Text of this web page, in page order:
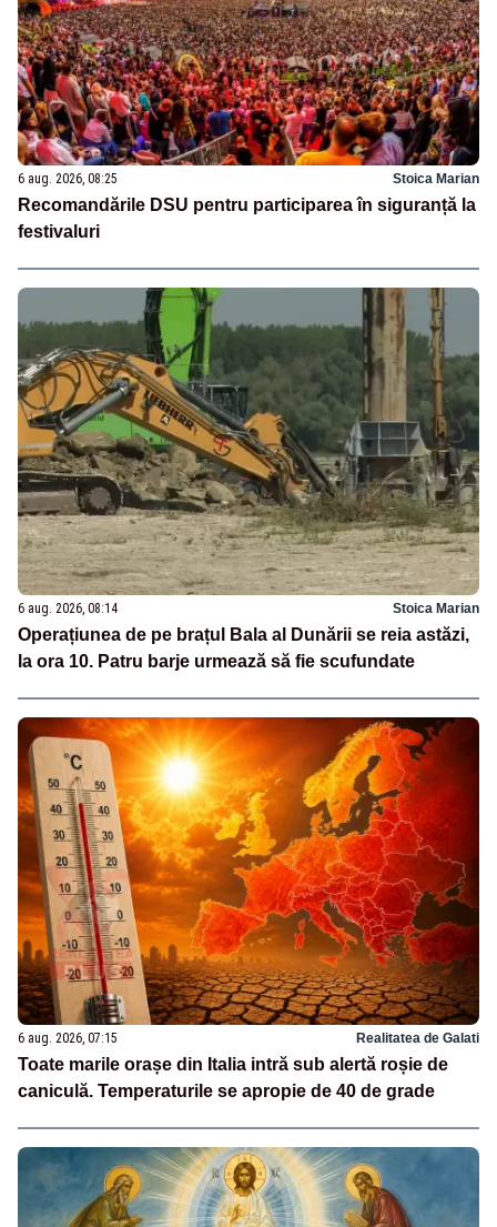
6 aug. 2026, 08:25 Stoica Marian
Recomandările DSU pentru participarea în siguranță la
festivaluri
6 aug. 2026, 08:14 Stoica Marian
Operațiunea de pe brațul Bala al Dunării se reia astăzi,
la ora 10. Patru barje urmează să fie scufundate
6 aug. 2026, 07:15 Realitatea de Galati
Toate marile orașe din Italia intră sub alertă roșie de
caniculă. Temperaturile se apropie de 40 de grade